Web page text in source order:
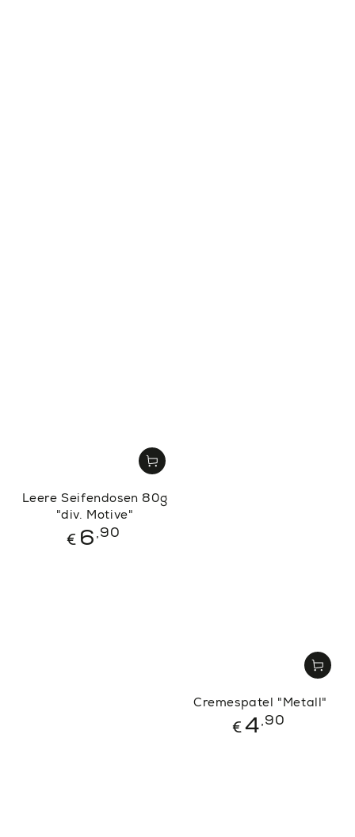
Leere Seifendosen 80g
"div. Motive"
Regulärer
€ 6 ,90
Cremespatel "Metall"
Regulärer
€ 4,90